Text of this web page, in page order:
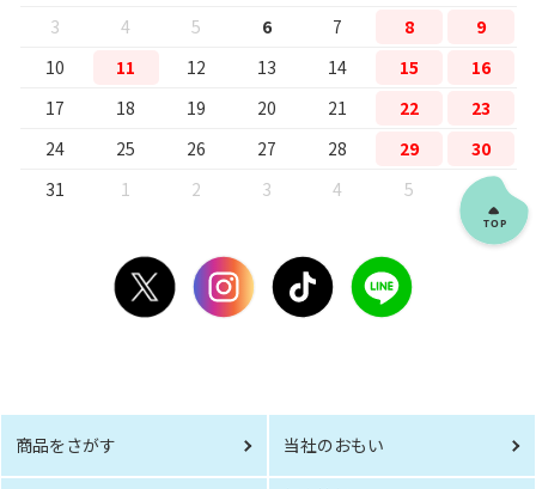
3
4 5 6 7 8
9
10
11 12 13 14 15
16
17
18 19 20 21 22
23
24
25 26 27 28 29
30
31
1 2 3 4 5 6
商品をさがす 当社のおもい